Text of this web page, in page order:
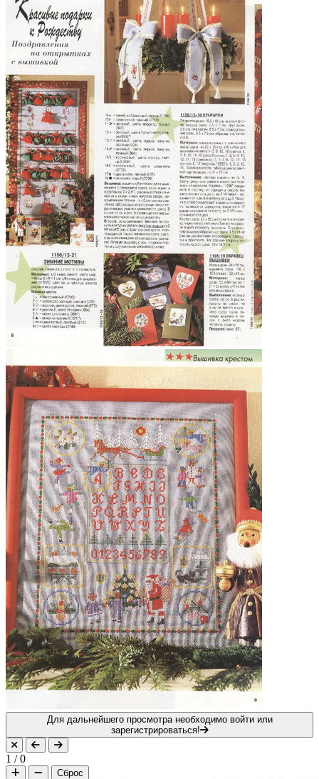
Для дальнейшего просмотра необходимо войти или
зарегистрироваться!
1 /0
Сброс